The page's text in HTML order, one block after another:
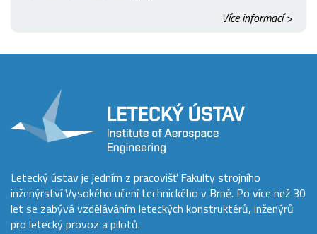
Více informací >
Letecký ústav je jedním z pracovišť Fakulty strojního
inženýrství Vysokého učení technického v Brně. Po více než 30
let se zabývá vzděláváním leteckých konstruktérů, inženýrů
pro letecký provoz a pilotů.